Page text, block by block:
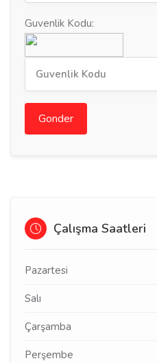
Guvenlik Kodu:
Gonder
Çalışma Saatleri
Pazartesi
Salı
Çarşamba
Perşembe